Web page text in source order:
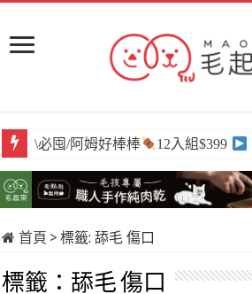
\必囤/阿姆好棒棒 12入組$399
首頁 > 標籤:舔毛 傷口
標籤： 舔毛 傷口